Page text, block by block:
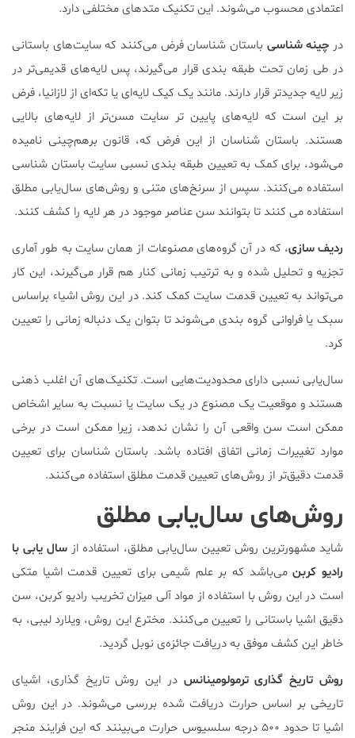
اعتمادی محسوب می‌شوند. این تکنیک متد‌های مختلفی دارد.
در چینه شناسی باستان شناسان فرض می‌کنند که سایت‌های باستانی
در طی زمان تحت طبقه بندی قرار می‌گیرند، پس لایه‌های قدیمی‌تر در
زیر لایه جدیدتر قرار دارند. مانند یک کیک لایه‌ای یا تکه‌ای از لازانیا، فرض
بر این است که لایه‌های پایین تر سایت مسن‌تر از لایه‌های بالایی
هستند. باستان شناسان از این فرض که، قانون برهم‌چینی نامیده
می‌شود، برای کمک به تعیین طبقه بندی نسبی سایت باستان شناسی
استفاده می‌کنند. سپس از سرنخ‌های متنی و روش‌های سال‌یابی مطلق
استفاده می کنند تا بتوانند سن عناصر موجود در هر لایه را کشف کنند.
ردیف سازی، که در آن گروه‌های مصنوعات از همان سایت به طور آماری
تجزیه و تحلیل شده و به ترتیب زمانی کنار هم قرار می‌گیرند، این کار
می‌تواند به تعیین قدمت سایت کمک کند. در این روش اشیاء براساس
سبک یا فراوانی گروه بندی می‌شوند تا بتوان یک دنباله زمانی را تعیین
کرد.
سال‌یابی نسبی دارای محدودیت‌هایی است. تکنیک‌های آن اغلب ذهنی
هستند و موقعیت یک مصنوع در یک سایت یا نسبت به سایر اشخاص
ممکن است سن واقعی آن را نشان ندهد، زیرا ممکن است در برخی
موارد تغییرات زمانی اتفاق افتاده باشد. باستان شناسان برای تعیین
قدمت دقیق‌تر از روش‌های تعیین قدمت مطلق استفاده می‌کنند.
روش‌های سال‌یابی مطلق
شاید مشهور‌ترین روش تعیین سال‌یابی مطلق، استفاده ازسال یابی با
رادیو کربنمی‌باشد که بر علم شیمی برای تعیین قدمت اشیا متکی
است در این روش با استفاده از مواد آلی میزان تخریب رادیو کربن، سن
دقیق اشیا باستانی را تعیین می‌کنند. مخترع این روش، ویلارد لیبی، به
خاطر این کشف موفق به دریافت جائزه‌ی نوبل گردید.
روش تاریخ گذاری ترمولومینانس در این روش تاریخ‌ گذاری، اشیای
تاریخی بر اساس حرارت دریافت ‌شده بررسی می‌شوند. در این روش
اشیا تا حدود ۵۰۰ درجه سلسیوس حرارت می‌بینند که این فرایند منجر